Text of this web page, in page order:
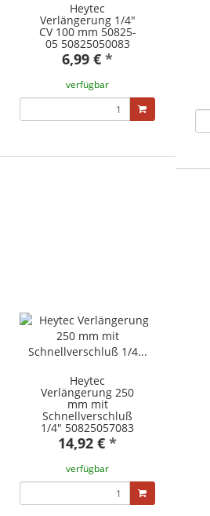
Heytec
Verlängerung 1/4"
CV 100 mm 50825-
05 50825050083
6,99 € *
verfügbar
Heytec
Verlängerung 250
mm mit
Schnellverschluß
1/4" 50825057083
14,92 € *
verfügbar